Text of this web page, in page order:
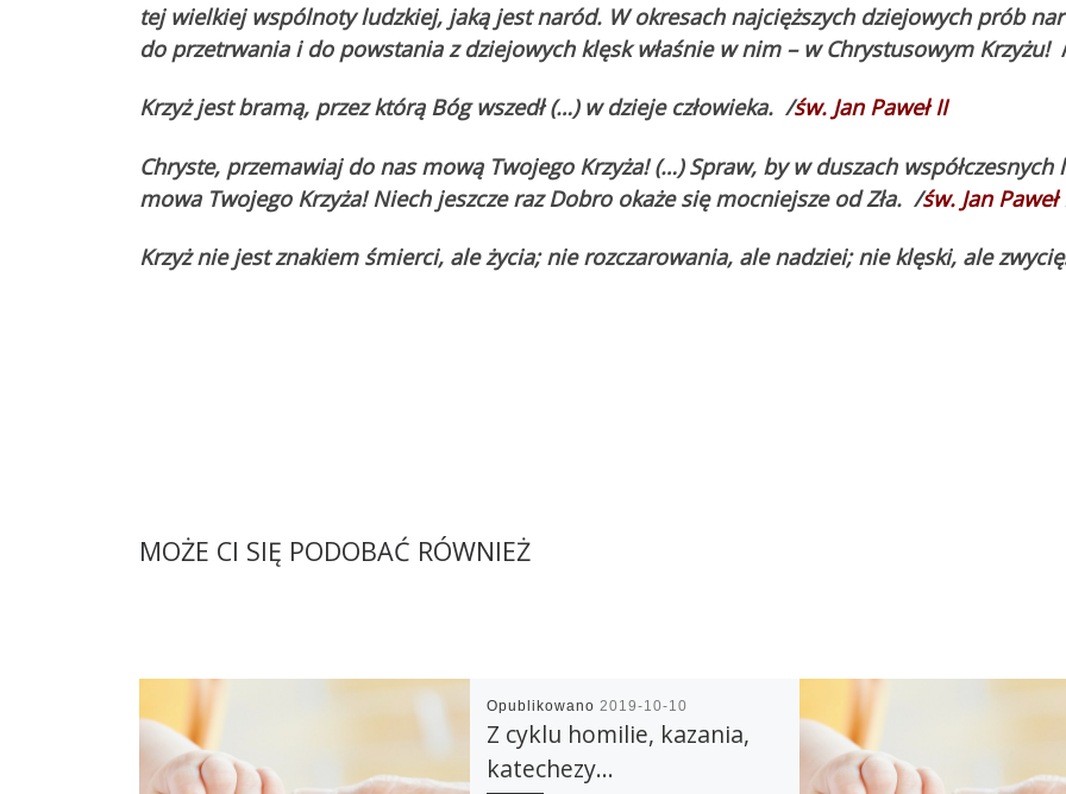
tej wielkiej wspólnoty ludzkiej, jaką jest naród. W okresach najcięższych dziejowych prób
do przetrwania i do powstania z dziejowych klęsk właśnie w nim – w Chrystusowym Krzyżu!
Krzyż jest bramą, przez którą Bóg wszedł (…) w dzieje człowieka. /św. Jan Paweł II
Chryste, przemawiaj do nas mową Twojego Krzyża! (…) Spraw, by w duszach współczesnych
mowa Twojego Krzyża! Niech jeszcze raz Dobro okaże się mocniejsze od Zła. /św. Jan Paweł
Krzyż nie jest znakiem śmierci, ale życia; nie rozczarowania, ale nadziei; nie klęski, ale
MOŻE CI SIĘ PODOBAĆ RÓWNIEŻ
Opublikowano 2019-10-10
Z cyklu homilie, kazania,
katechezy…